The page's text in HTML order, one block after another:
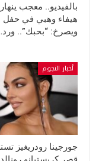
بالفيديو.. معجب
هيفاء وهبي في حفل
ويصرخ: “بحبك”..
أخبار النجوم
جورجينا رودريغيز